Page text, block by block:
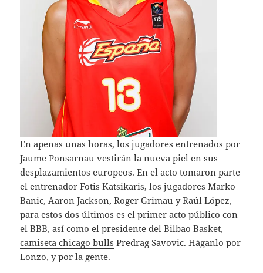
En apenas unas horas, los jugadores entrenados por
Jaume Ponsarnau vestirán la nueva piel en sus
desplazamientos europeos. En el acto tomaron parte
el entrenador Fotis Katsikaris, los jugadores Marko
Banic, Aaron Jackson, Roger Grimau y Raúl López,
para estos dos últimos es el primer acto público con
el BBB, así como el presidente del Bilbao Basket,
camiseta chicago bulls Predrag Savovic. Háganlo por
Lonzo, y por la gente.